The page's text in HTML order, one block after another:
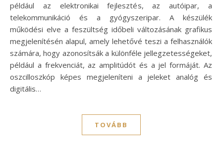
például az elektronikai fejlesztés, az autóipar, a
telekommunikáció és a gyógyszeripar. A készülék
működési elve a feszültség időbeli változásának grafikus
megjelenítésén alapul, amely lehetővé teszi a felhasználók
számára, hogy azonosítsák a különféle jellegzetességeket,
például a frekvenciát, az amplitúdót és a jel formáját. Az
oszcilloszkóp képes megjeleníteni a jeleket analóg és
digitális…
TOVÁBB